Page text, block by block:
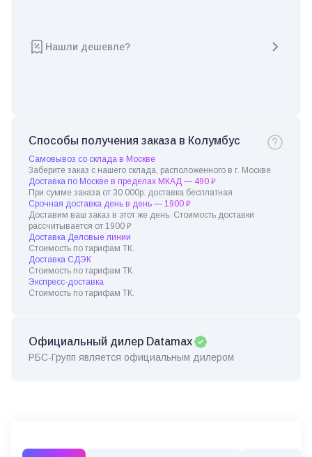
Нашли дешевле?
Способы получения заказа в Колумбус
Самовывоз со склада в Москве
Заберите заказ с нашего склада, расположенного в г. Москве.
Доставка по Москве в пределах МКАД — 490 ₽
При сумме заказа от 30 000р. доставка бесплатная
Срочная доставка день в день — 1900 ₽
Доставим ваш заказ в этот же день. Стоимость доставки
рассчитывается от 1900 ₽
Доставка Деловые линии
Стоимость по тарифам ТК.
Доставка СДЭК
Стоимость по тарифам ТК.
Экспресс-доставка
Стоимость по тарифам ТК.
Официальный дилер Datamax
РБС-Групп является официальным дилером